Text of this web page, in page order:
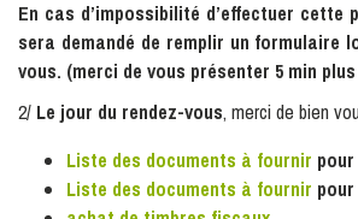
En cas d’impossibilité d’effectuer cette
sera demandé de remplir un formulaire
vous. (merci de vous présenter 5 min
2/ Le jour du rendez-vous, merci de bien
Liste des documents à fournir
Liste des documents à fournir